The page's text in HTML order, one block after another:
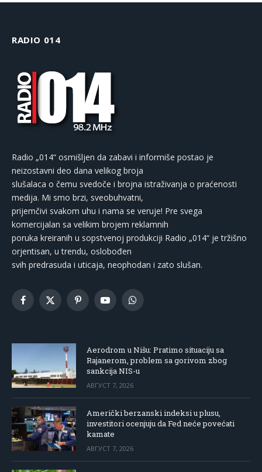
RADIO 014
Radio „014“ osmišljen da zabavi i informiše postao je
neizostavni deo dana velikog broja
slušalaca o čemu svedoče i brojna istraživanja o praćenosti
medija. Mi smo brzi, sveobuhvatni,
prijemčivi svakom uhu i nama se veruje! Pre svega
komercijalan sa velikim brojem reklamnih
poruka kreiranih u sopstvenoj produkciji Radio „014“ je tržišno
orjentisan, u trendu, oslobođen
svih predrasuda i uticaja, neophodan i zato slušan.
Facebook
X
PinterestYouTubeWhatsApp
Aerodrom u Nišu: Pratimo situaciju sa
Rajanerom, problem sa gorivom zbog
sankcija NIS-u
АВГУСТ 7, 2026
Američki berzanski indeksi u plusu,
investitori ocenjuju da Fed neće povećati
kamate
АВГУСТ 7, 2026